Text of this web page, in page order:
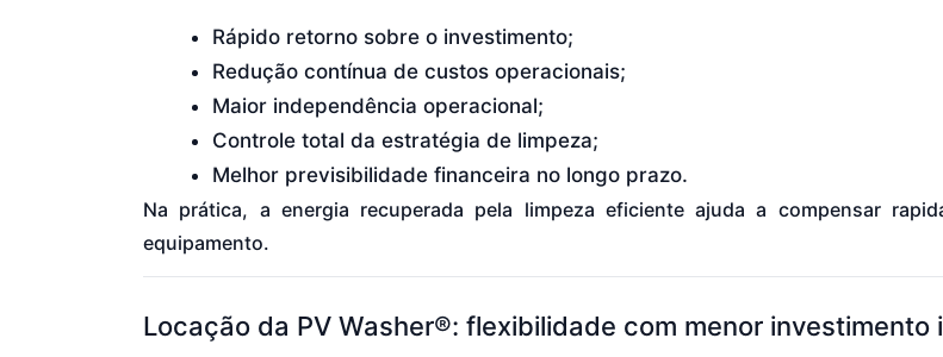
Rápido retorno sobre o investimento;
Redução contínua de custos operacionais;
Maior independência operacional;
Controle total da estratégia de limpeza;
Melhor previsibilidade financeira no longo prazo.
Na prática, a energia recuperada pela limpeza eficiente ajuda a compensar
equipamento.
Locação da PV Washer®: flexibilidade com menor investimento